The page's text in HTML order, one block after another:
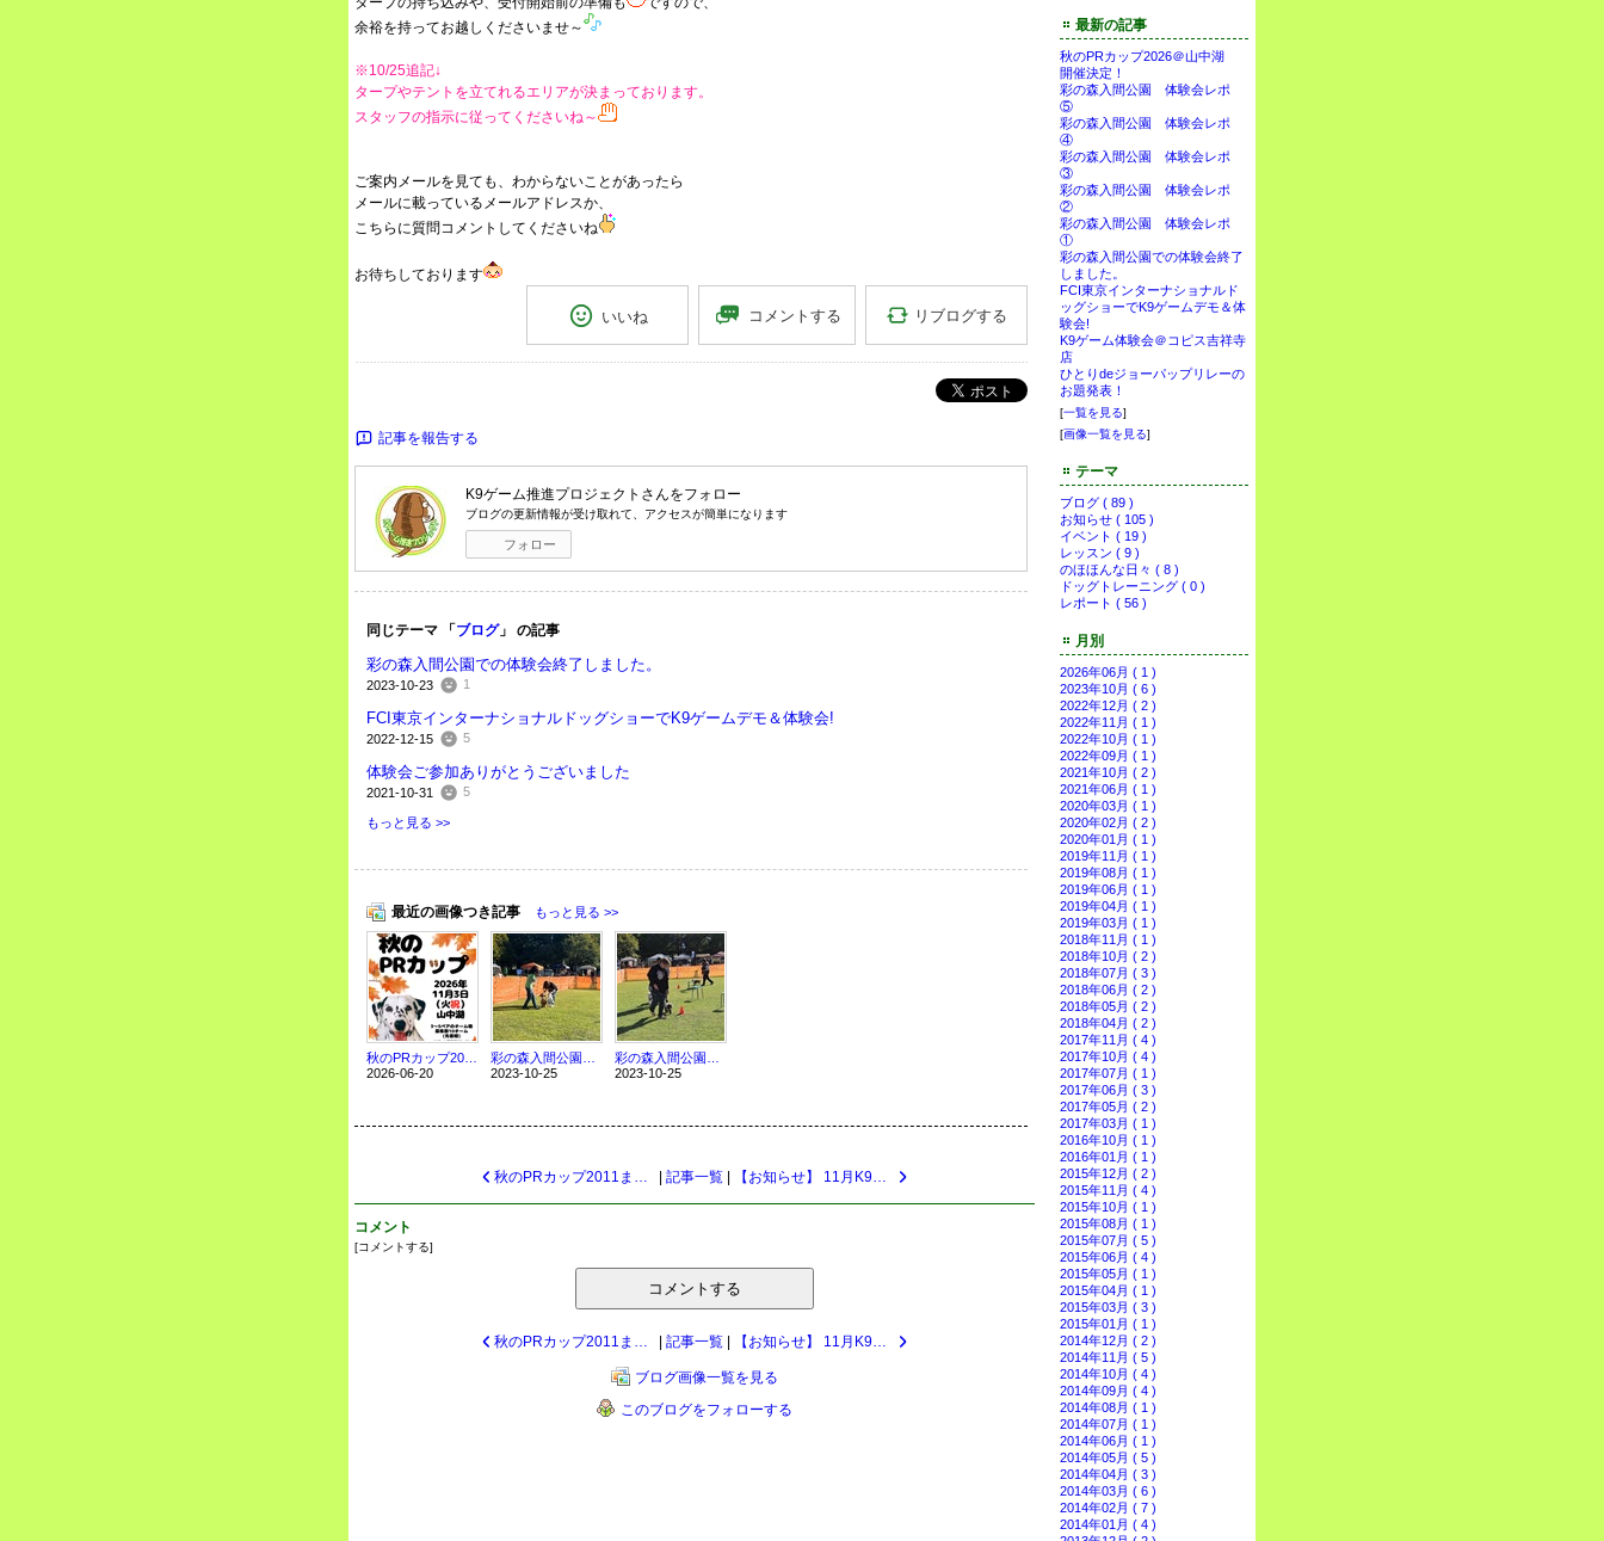
最新の記事
秋のPRカップ2026＠山中湖
開催決定！
彩の森入間公園 体験会レポ
⑤
彩の森入間公園 体験会レポ
④
彩の森入間公園 体験会レポ
③
彩の森入間公園 体験会レポ
②
彩の森入間公園 体験会レポ
①
彩の森入間公園での体験会終了
しました。
FCI東京インターナショナルド
ッグショーでK9ゲームデモ＆体
験会!
K9ゲーム体験会＠コピス吉祥寺
店
ひとりdeジョーパップリレーの
お題発表！
[一覧を見る]
[画像一覧を見る]
テーマ
ブログ ( 89 )
お知らせ ( 105 )
イベント ( 19 )
レッスン ( 9 )
のほほんな日々 ( 8 )
ドッグトレーニング ( 0 )
レポート ( 56 )
月別
2026年06月 ( 1 )
2023年10月 ( 6 )
2022年12月 ( 2 )
2022年11月 ( 1 )
2022年10月 ( 1 )
2022年09月 ( 1 )
2021年10月 ( 2 )
2021年06月 ( 1 )
2020年03月 ( 1 )
2020年02月 ( 2 )
2020年01月 ( 1 )
2019年11月 ( 1 )
2019年08月 ( 1 )
2019年06月 ( 1 )
2019年04月 ( 1 )
2019年03月 ( 1 )
2018年11月 ( 1 )
2018年10月 ( 2 )
2018年07月 ( 3 )
2018年06月 ( 2 )
2018年05月 ( 2 )
2018年04月 ( 2 )
2017年11月 ( 4 )
2017年10月 ( 4 )
2017年07月 ( 1 )
2017年06月 ( 3 )
2017年05月 ( 2 )
2017年03月 ( 1 )
2016年10月 ( 1 )
2016年01月 ( 1 )
2015年12月 ( 2 )
2015年11月 ( 4 )
2015年10月 ( 1 )
2015年08月 ( 1 )
2015年07月 ( 5 )
2015年06月 ( 4 )
2015年05月 ( 1 )
2015年04月 ( 1 )
2015年03月 ( 3 )
2015年01月 ( 1 )
2014年12月 ( 2 )
2014年11月 ( 5 )
2014年10月 ( 4 )
2014年09月 ( 4 )
2014年08月 ( 1 )
2014年07月 ( 1 )
2014年06月 ( 1 )
2014年05月 ( 5 )
2014年04月 ( 3 )
2014年03月 ( 6 )
2014年02月 ( 7 )
2014年01月 ( 4 )
余裕を持ってお越しくださいませ～
※10/25追記↓
タープやテントを立てれるエリアが決まっております。
スタッフの指示に従ってくださいね～
ご案内メールを見ても、わからないことがあったら
メールに載っているメールアドレスか、
こちらに質問コメントしてくださいね
お待ちしております
いいね コメントする リブログする
ポスト
記事を報告する
K9ゲーム推進プロジェクト さんをフォロー
ブログの更新情報が受け取れて、アクセスが簡単になります
フォロー
同じテーマ 「 ブログ」 の記事
彩の森入間公園での体験会終了しました。
2023-10-23 1
FCI東京インターナショナルドッグショーでK9ゲームデモ＆体験会!
2022-12-15 5
体験会ご参加ありがとうございました
2021-10-31 5
もっと見る >>
最近の画像つき記事 もっと見る >>
2026-06-20
2023-10-25
2023-10-25
秋のPRカップ2011まで、あと5日！ 記事一覧 【お知らせ】 11月K9ゲームレッスン＠Andy Cafe（世田谷区）
コメント
[コメントする]
コメントする
秋のPRカップ2011まで、あと5日！ 記事一覧 【お知らせ】 11月K9ゲームレッスン＠Andy Cafe（世田谷区）
ブログ画像一覧を見る
このブログをフォローする